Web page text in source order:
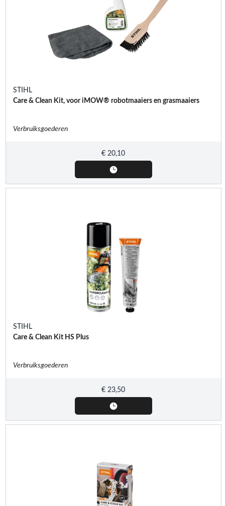
STIHL
Care & Clean Kit, voor iMOW® robotmaaiers en grasmaaiers
Verbruiksgoederen
€ 20,10
STIHL
Care & Clean Kit HS Plus
Verbruiksgoederen
€ 23,50